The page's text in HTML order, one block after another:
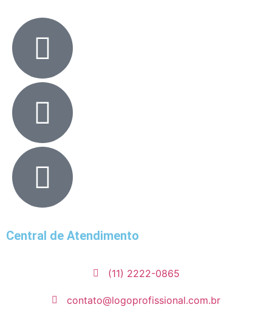
Central de Atendimento
(11) 2222-0865
contato@logoprofissional.com.br